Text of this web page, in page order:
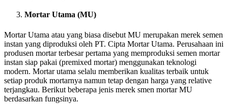
Mortar Utama (MU)
Mortar Utama atau yang biasa disebut MU merupakan merek semen
instan yang diproduksi oleh PT. Cipta Mortar Utama. Perusahaan ini
produsen mortar terbesar pertama yang memproduksi semen mortar
instan siap pakai (premixed mortar) menggunakan teknologi
modern. Mortar utama selalu memberikan kualitas terbaik untuk
setiap produk mortarnya namun tetap dengan harga yang relative
terjangkau. Berikut beberapa jenis merek smen mortar MU
berdasarkan fungsinya.